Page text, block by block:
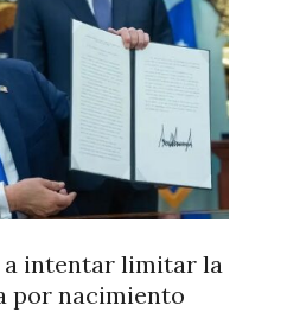
a intentar limitar la
por nacimiento